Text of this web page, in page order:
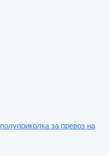
за превоз на